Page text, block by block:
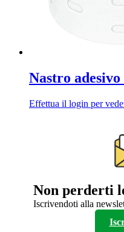
Nastro
Effettua il login per
Non perderti
Iscrivendoti alla